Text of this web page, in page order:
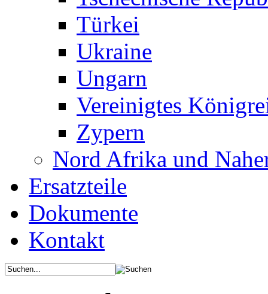
Türkei
Ukraine
Ungarn
Vereinigtes
Zypern
Nord Afrika und
Ersatzteile
Dokumente
Kontakt